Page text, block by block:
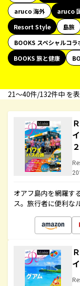
aruco 海外
aruco
Resort Style
島旅
BOOKS スペシャルコラ
BOOKS 旅と健康
21〜40件/132件中 を
オアフ島内を網羅す
ス。旅行者に便利な